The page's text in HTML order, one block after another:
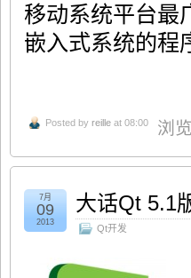
移动系统平台最
嵌入式系统的程
Posted by reille at 08:00 浏
大话Qt 5.1
Qt开发
7月
09
2013